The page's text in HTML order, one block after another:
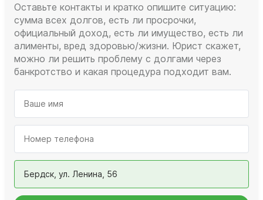
Оставьте контакты и кратко опишите ситуацию:
сумма всех долгов, есть ли просрочки,
официальный доход, есть ли имущество, есть ли
алименты, вред здоровью/жизни. Юрист скажет,
можно ли решить проблему с долгами через
банкротство и какая процедура подходит вам.
Бердск, ул. Ленина, 56